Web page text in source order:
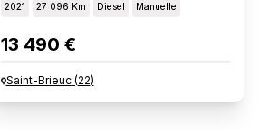
2021 27 096 Km Diesel Manuelle
13 490 €
Saint-Brieuc(22)